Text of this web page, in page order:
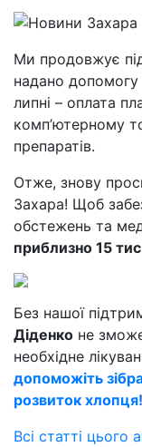
Ми продовжує
надано
липні – оплата
комп’ютерному
препаратів.
Отже, знову
Захара! Щоб
обстежень та
приблизно 15 тис
Без нашої
Діденко не
необхідне
допоможіть
розвиток хлопця!
Всі статті цього